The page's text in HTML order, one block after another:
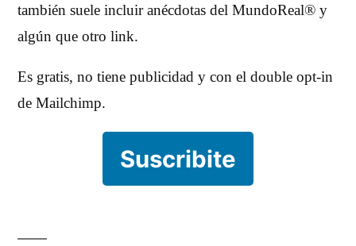
también suele incluir anécdotas del MundoReal® y
algún que otro link.
Es gratis, no tiene publicidad y con el double opt-in
de Mailchimp.
Suscribite